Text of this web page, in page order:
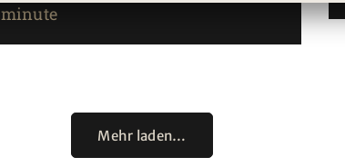
minute
Mehr laden…